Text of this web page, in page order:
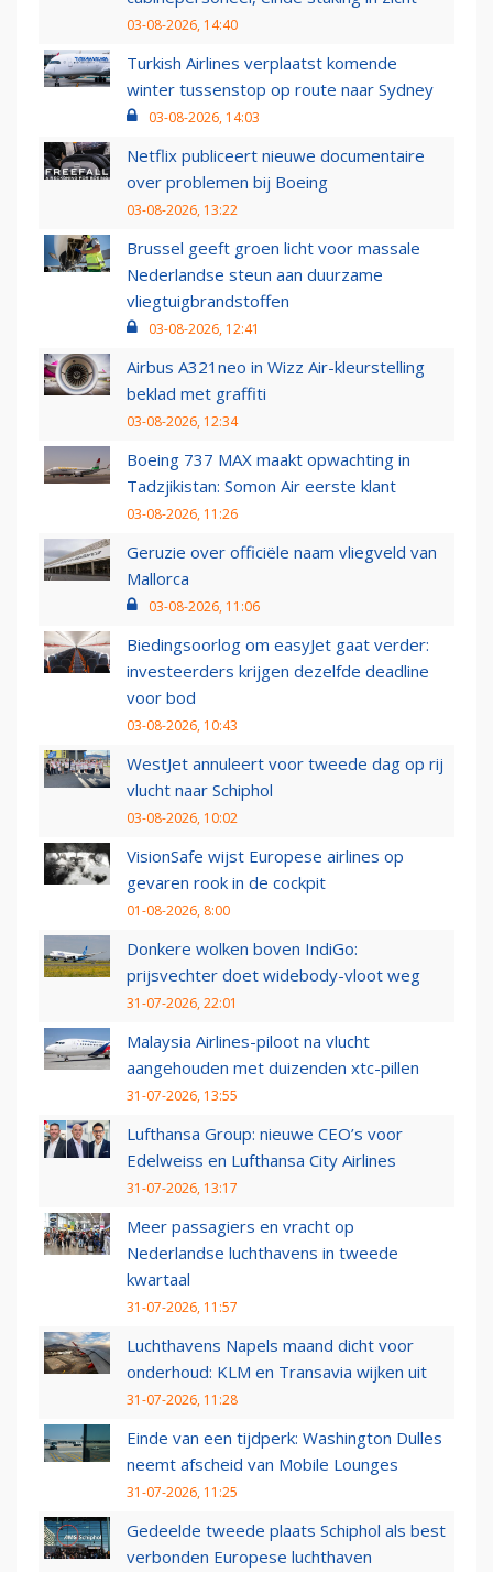
03-08-2026, 14:40
Turkish Airlines verplaatst komende
winter tussenstop op route naar Sydney
03-08-2026, 14:03
Netflix publiceert nieuwe documentaire
over problemen bij Boeing
03-08-2026, 13:22
Brussel geeft groen licht voor massale
Nederlandse steun aan duurzame
vliegtuigbrandstoffen
03-08-2026, 12:41
Airbus A321neo in Wizz Air-kleurstelling
beklad met graffiti
03-08-2026, 12:34
Boeing 737 MAX maakt opwachting in
Tadzjikistan: Somon Air eerste klant
03-08-2026, 11:26
Geruzie over officiële naam vliegveld van
Mallorca
03-08-2026, 11:06
Biedingsoorlog om easyJet gaat verder:
investeerders krijgen dezelfde deadline
voor bod
03-08-2026, 10:43
WestJet annuleert voor tweede dag op rij
vlucht naar Schiphol
03-08-2026, 10:02
VisionSafe wijst Europese airlines op
gevaren rook in de cockpit
01-08-2026, 8:00
Donkere wolken boven IndiGo:
prijsvechter doet widebody-vloot weg
31-07-2026, 22:01
Malaysia Airlines-piloot na vlucht
aangehouden met duizenden xtc-pillen
31-07-2026, 13:55
Lufthansa Group: nieuwe CEO’s voor
Edelweiss en Lufthansa City Airlines
31-07-2026, 13:17
Meer passagiers en vracht op
Nederlandse luchthavens in tweede
kwartaal
31-07-2026, 11:57
Luchthavens Napels maand dicht voor
onderhoud: KLM en Transavia wijken uit
31-07-2026, 11:28
Einde van een tijdperk: Washington Dulles
neemt afscheid van Mobile Lounges
31-07-2026, 11:25
Gedeelde tweede plaats Schiphol als best
verbonden Europese luchthaven